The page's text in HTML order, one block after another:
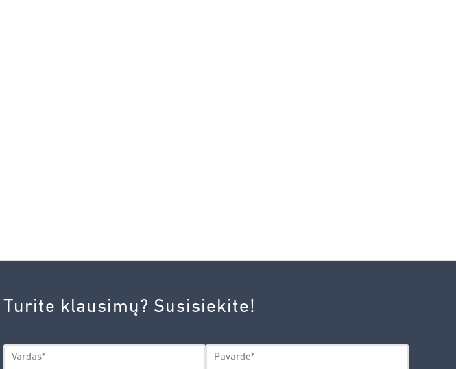
Turite klausimų? Susisiekite!
VARDAS